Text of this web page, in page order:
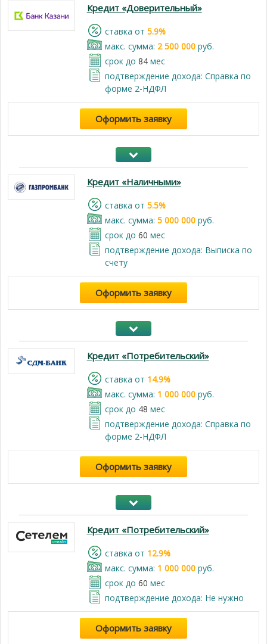
Кредит «Доверительный»
cтавка от 5.9%
макс. сумма: 2 500 000руб.
срок до 84мес
подтверждение дохода: Справка по
форме 2-НДФЛ
Оформить заявку
Кредит «Наличными»
cтавка от 5.5%
макс. сумма: 5 000 000руб.
срок до 60 мес
подтверждение дохода: Выписка по
счету
Оформить заявку
Кредит «Потребительский»
cтавка от 14.9%
макс. сумма: 1 000 000руб.
срок до 48 мес
подтверждение дохода: Справка по
форме 2-НДФЛ
Оформить заявку
Кредит «Потребительский»
cтавка от 12.9%
макс. сумма: 1 000 000руб.
срок до 60 мес
подтверждение дохода: Не нужно
Оформить заявку